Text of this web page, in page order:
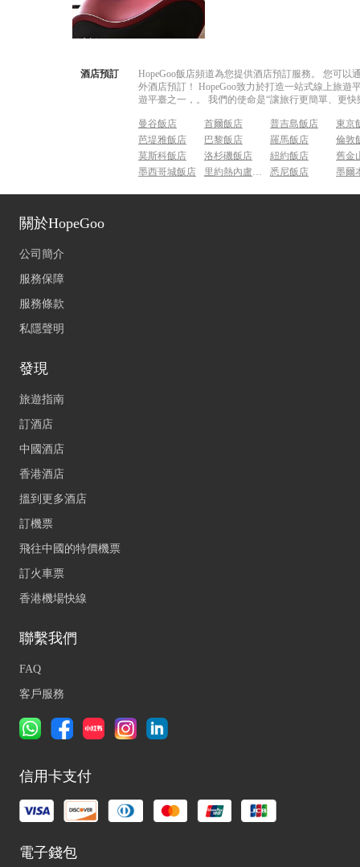
酒店預訂
HopeGoo飯店頻道為您提供酒店預訂服務。 您可
外酒店預訂！ HopeGoo致力於打造一站式線上旅
遊平臺之一，。 我們的使命是“讓旅行更簡單、更
曼谷飯店 首爾飯店 普吉島飯店
東京
芭堤雅飯店
巴黎飯店 羅馬飯店
倫敦
莫斯科飯店
洛杉磯飯店 紐約飯店
舊金
墨西哥城飯店
里約熱內盧飯店 悉尼飯店 墨爾
關於HopeGoo
公司簡介
服務保障
服務條款
私隱聲明
發現
旅遊指南
訂酒店
中國酒店
香港酒店
搵到更多酒店
訂機票
飛往中國的特價機票
訂火車票
香港機場快線
聯繫我們
FAQ
客戶服務
信用卡支付
電子錢包